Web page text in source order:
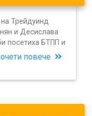
Трейдуинд
и Десислава
посетиха БТПП и
повече